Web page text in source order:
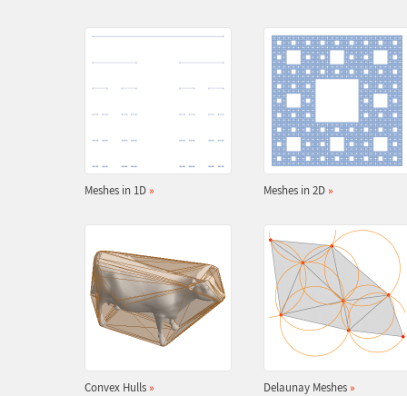
Meshes in 1D » Meshes in 2D »
Convex Hulls » Delaunay Meshes »